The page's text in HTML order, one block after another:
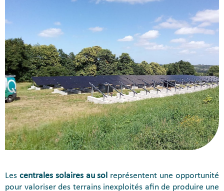
Les centrales solaires au sol représentent une opportunité
pour valoriser des terrains inexploités afin de produire une